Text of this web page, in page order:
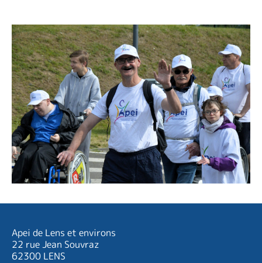
Apei de Lens et environs
22 rue Jean Souvraz
62300 LENS